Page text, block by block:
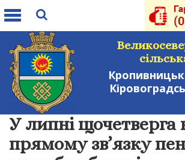
Toggle
У липні щочетверга
прямому зв’язку